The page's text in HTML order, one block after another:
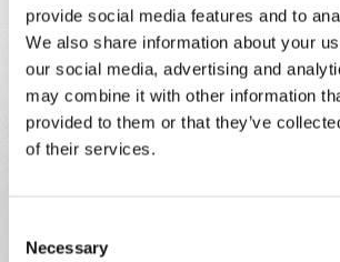
provide social media features and to
We also share information about your
our social media, advertising and
may combine it with other information
provided to them or that they’ve
of their services.
Selection
Necessary
Met 424 professionele wedstrijden op
Rob aan drie nieuwe seizoenen met
zijn stempel blijven drukken op het spel.
Welkom bij Union, Rob. Welkom bij de
België.